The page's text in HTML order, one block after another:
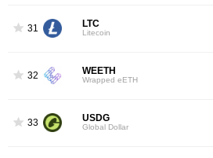
31 LTC
Litecoin
32 WEETH
Wrapped eETH
33 USDG
Global Dollar